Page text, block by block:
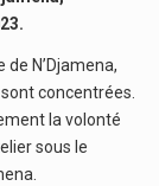
de N’Djamena,
concentrées.
la volonté
sous le